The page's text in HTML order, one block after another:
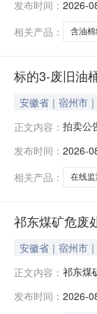
收商的
发布时间： 2026-
相关产品：
含油
标的3-废旧油
安徽省｜宿州市
正文内容： 拍卖公
收商的
发布时间： 2026-
相关产品：
在线
祁东煤矿危废
安徽省｜宿州市
正文内容： 祁东煤
备废液
发布时间： 2026-